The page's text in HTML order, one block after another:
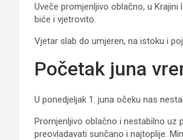
Uveče promjenljivo oblačno, u
biće i vjetrovito.
Vjetar slab do umjeren, na istoku i
Početak juna
U ponedjeljak 1. juna očeku nas
Promjenljivo oblačno i nestabilno uz
preovladavati sunčano i najtoplije.